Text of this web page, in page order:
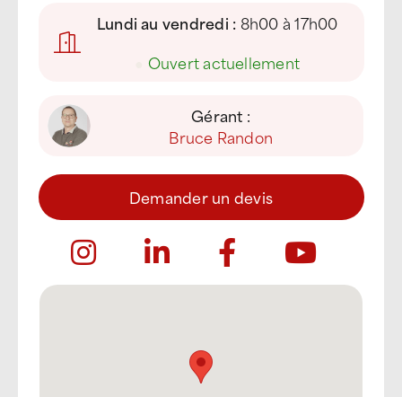
Lundi au vendredi : 8h00 à 17h00
Ouvert actuellement
Gérant :
Bruce Randon
Demander un devis